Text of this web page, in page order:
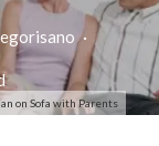
on Sofa with Parents
·